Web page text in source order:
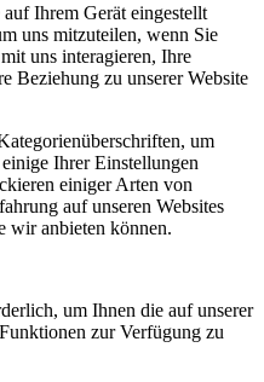
Ihrem Gerät eingestellt
uns mitzuteilen, wenn Sie
uns interagieren, Ihre
Beziehung zu unserer Website
um
Ihrer Einstellungen
einiger Arten von
auf unseren Websites
wir anbieten können.
um Ihnen die auf unserer
zur Verfügung zu